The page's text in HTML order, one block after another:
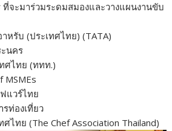
ที่จะมาร่วมระดมสมองและวางแผนงานขับ
หรับ (ประเทศไทย) (TATA)
นคร
ศไทย (ททท.)
MSMEs
แวร์ไทย
ท่องเที่ยว
ไทย (The Chef Association Thailand)